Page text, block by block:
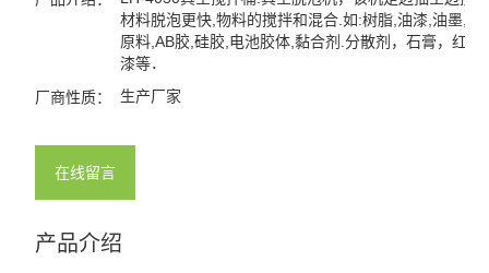
材料脱泡更快,物料的搅拌和混合.如:树脂,油漆,油墨,颜
原料,AB胶,硅胶,电池胶体,黏合剂.分散剂，石膏，红胶
漆等．
厂商性质： 生产厂家
在线留言
产品介绍